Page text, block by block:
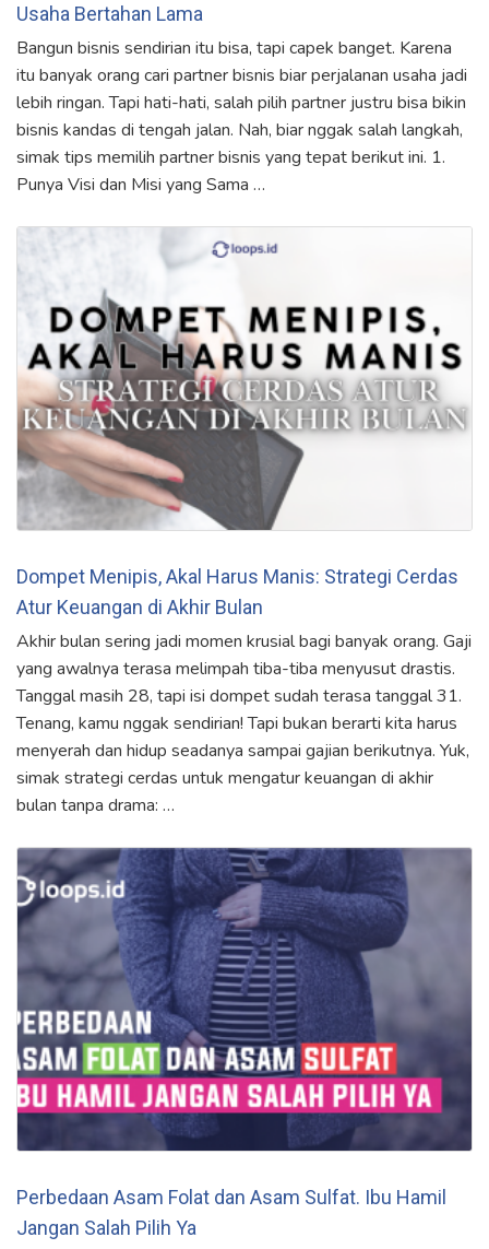
Usaha Bertahan Lama
Bangun bisnis sendirian itu bisa, tapi capek banget. Karena
itu banyak orang cari partner bisnis biar perjalanan usaha jadi
lebih ringan. Tapi hati-hati, salah pilih partner justru bisa bikin
bisnis kandas di tengah jalan. Nah, biar nggak salah langkah,
simak tips memilih partner bisnis yang tepat berikut ini. 1.
Punya Visi dan Misi yang Sama …
Dompet Menipis, Akal Harus Manis: Strategi Cerdas
Atur Keuangan di Akhir Bulan
Akhir bulan sering jadi momen krusial bagi banyak orang. Gaji
yang awalnya terasa melimpah tiba-tiba menyusut drastis.
Tanggal masih 28, tapi isi dompet sudah terasa tanggal 31.
Tenang, kamu nggak sendirian! Tapi bukan berarti kita harus
menyerah dan hidup seadanya sampai gajian berikutnya. Yuk,
simak strategi cerdas untuk mengatur keuangan di akhir
bulan tanpa drama: …
Perbedaan Asam Folat dan Asam Sulfat. Ibu Hamil
Jangan Salah Pilih Ya